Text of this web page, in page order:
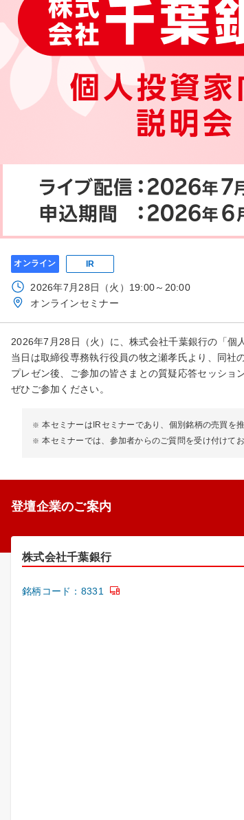
オンライン IR
2026年7月28日（火）19:00～20:00
オンラインセミナー
2026年7月28日（火）に、株式会社千葉銀行の「個
当日は取締役専務執行役員の牧之瀬孝氏より、同社
プレゼン後、ご参加の皆さまとの質疑応答セッショ
ぜひご参加ください。
本セミナーはIRセミナーであり、個別銘柄の売買を
本セミナーでは、参加者からのご質問を受け付けて
登壇企業のご案内
株式会社千葉銀行
銘柄コード：8331